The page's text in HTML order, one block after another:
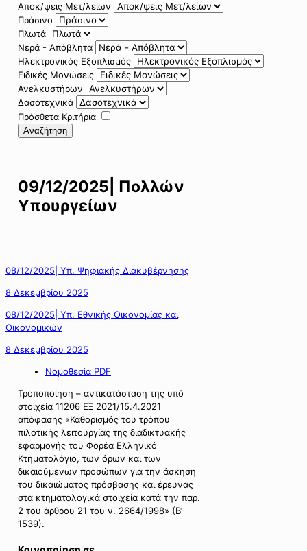
Αποκ/ψεις Μετ/λείων
Πράσινο
Πλωτά
Νερά - Απόβλητα
Ηλεκτρονικός Εξοπλισμός
Ειδικές Μονώσεις
Ανελκυστήρων
Δασοτεχνικά
Πρόσθετα Κριτήρια
Αναζήτηση
09/12/2025| Πολλών
Υπουργείων
08/12/2025| Υπ. Ψηφιακής Διακυβέρνησης
8 Δεκεμβρίου 2025
08/12/2025| Υπ. Εθνικής Οικονομίας και
Οικονομικών
8 Δεκεμβρίου 2025
Νομοθεσία PDF
Τροποποίηση – αντικατάσταση της υπό
στοιχεία 11206 ΕΞ 2021/15.4.2021
απόφασης «Καθορισμός του τρόπου
πιλοτικής λειτουργίας της διαδικτυακής
εφαρμογής του Φορέα Ελληνικό
Κτηματολόγιο, των όρων και των
δικαιούμενων προσώπων για την άσκηση
του δικαιώματος πρόσβασης και έρευνας
στα κτηματολογικά στοιχεία κατά την παρ.
2 του άρθρου 21 του ν. 2664/1998» (Β’
1539).